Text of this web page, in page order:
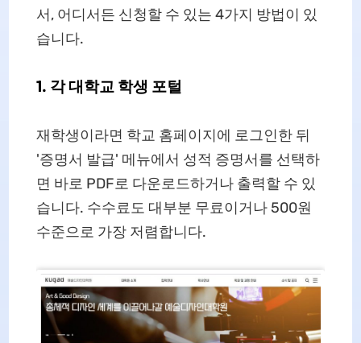
서, 어디서든 신청할 수 있는 4가지 방법이 있
습니다.
1. 각 대학교 학생 포털
재학생이라면 학교 홈페이지에 로그인한 뒤
'증명서 발급' 메뉴에서 성적 증명서를 선택하
면 바로 PDF로 다운로드하거나 출력할 수 있
습니다. 수수료도 대부분 무료이거나 500원
수준으로 가장 저렴합니다.